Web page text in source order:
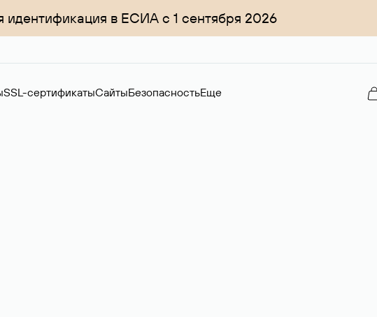
идентификация в ЕСИА с 1 сентября 2026
SSL-сертификатыСайтыБезопасностьЕще